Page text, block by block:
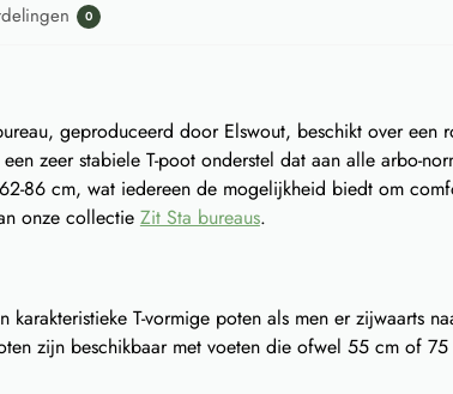
0
geproduceerd door Elswout, beschikt over een
zeer stabiele T-poot onderstel dat aan alle arbo-
86 cm, wat iedereen de mogelijkheid biedt om
onze collectie Zit Sta bureaus.
T-vormige poten als men er zijwaarts
zijn beschikbaar met voeten die ofwel 55 cm of